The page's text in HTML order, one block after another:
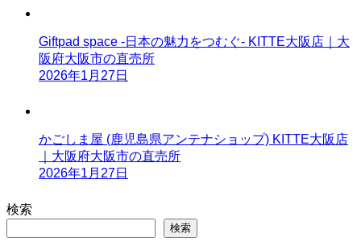
Giftpad space -日本の魅力をつむぐ- KITTE大阪店｜大
阪府大阪市の直売所
2026年1月27日
かごしま屋 (鹿児島県アンテナショップ) KITTE大阪店
｜大阪府大阪市の直売所
2026年1月27日
検索
検索